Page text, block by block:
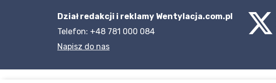
Dział redakcji i reklamy Wentylacja.com.pl
Telefon: +48 781 000 084
Napisz do nas